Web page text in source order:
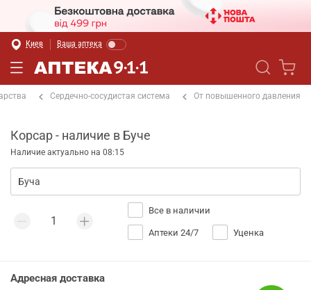
Киев Ваша аптека
Сердечно-сосудистая система От повышенного давления
Корсар - наличие в Буче
Наличие актуально на 08:15
Все в наличии
Аптеки 24/7 Уценка
Адресная доставка